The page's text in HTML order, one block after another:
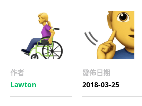
作者
Lawton
發佈日期
2018-03-25